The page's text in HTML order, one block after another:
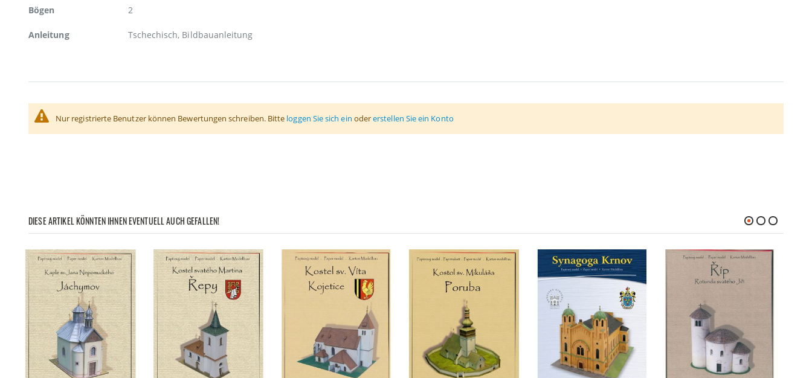
Bögen 2
Anleitung Tschechisch, Bildbauanleitung
Nur registrierte Benutzer können Bewertungen schreiben. Bitte loggen Sie sich ein odererstellen Sie ein Konto
DIESE ARTIKEL KÖNNTEN IHNEN EVENTUELL AUCH GEFALLEN!